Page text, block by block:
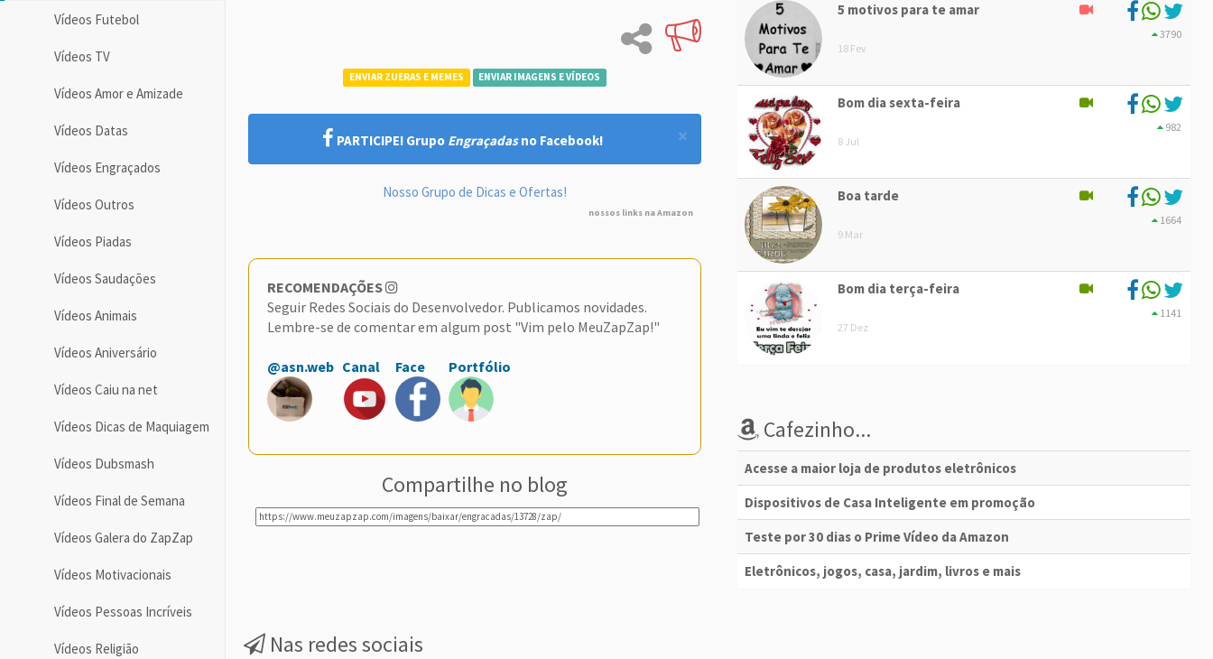
Vídeos Futebol
Vídeos TV
Vídeos Amor e Amizade
Vídeos Datas
Vídeos Engraçados
Vídeos Outros
Vídeos Piadas
Vídeos Saudações
Vídeos Animais
Vídeos Aniversário
Vídeos Caiu na net
Vídeos Dicas de Maquiagem
Vídeos Dubsmash
Vídeos Final de Semana
Vídeos Galera do ZapZap
Vídeos Motivacionais
Vídeos Pessoas Incríveis
Vídeos Religião
ENVIAR ZUERAS E MEMES ENVIAR IMAGENS E VÍDEOS
×
PARTICIPE! Grupo Engraçadasno Facebook!
Nosso Grupo de Dicas e Ofertas!
nossos links na Amazon
RECOMENDAÇÕES
Seguir Redes Sociais do Desenvolvedor. Publicamos novidades.
Lembre-se de comentar em algum post "Vim pelo MeuZapZap!"
@asn.web Canal Face Portfólio
Compartilhe no blog
5 motivos para te amar
18 Fev
3790
Bom dia sexta-feira
8 Jul
982
Boa tarde
9 Mar
1664
Bom dia terça-feira
27 Dez
1141
Cafezinho...
Acesse a maior loja de produtos eletrônicos
Dispositivos de Casa Inteligente em promoção
Teste por 30 dias o Prime Vídeo da Amazon
Eletrônicos, jogos, casa, jardim, livros e mais
Nas redes sociais